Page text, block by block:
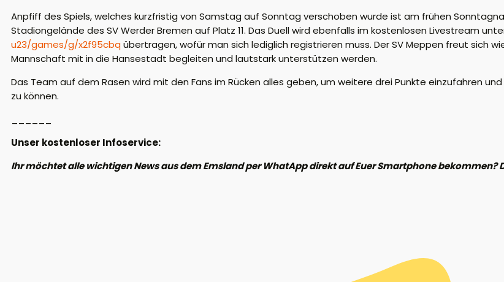
Anpfiff des Spiels, welches kurzfristig von Samstag auf Sonntag verschoben wurde ist am frühen
Stadiongelände des SV Werder Bremen auf Platz 11. Das Duell wird ebenfalls im kostenlosen Livestream
u23/games/g/x2f95cbqübertragen, wofür man sich lediglich registrieren muss. Der SV Meppen freut sich
Mannschaft mit in die Hansestadt begleiten und lautstark unterstützen werden.
Das Team auf dem Rasen wird mit den Fans im Rücken alles geben, um weitere drei Punkte einzufahren
zu können.
Unser kostenloser Infoservice:
Ihr möchtet alle wichtigen News aus dem Emsland per WhatApp direkt auf Euer Smartphone bekommen?